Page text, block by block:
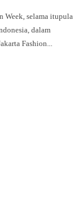
Week, selama itupula
dalam
Fashion...